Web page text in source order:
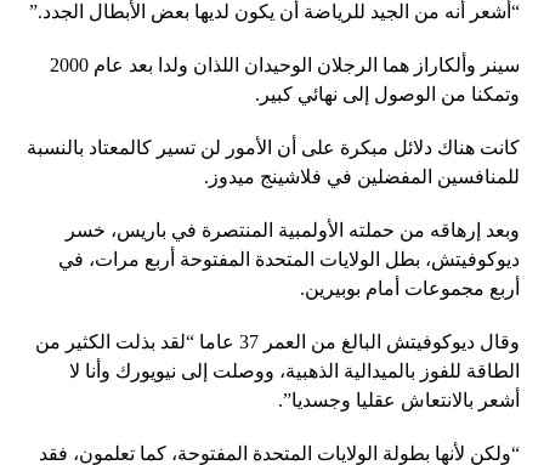
“أشعر أنه من الجيد للرياضة أن يكون لديها بعض الأبطال الجدد.”
سينر وألكاراز هما الرجلان الوحيدان اللذان ولدا بعد عام 2000
وتمكنا من الوصول إلى نهائي كبير.
كانت هناك دلائل مبكرة على أن الأمور لن تسير كالمعتاد بالنسبة
للمنافسين المفضلين في فلاشينج ميدوز.
وبعد إرهاقه من حملته الأولمبية المنتصرة في باريس، خسر
ديوكوفيتش، بطل الولايات المتحدة المفتوحة أربع مرات، في
أربع مجموعات أمام بوبيرين.
وقال ديوكوفيتش البالغ من العمر 37 عاما “لقد بذلت الكثير من
الطاقة للفوز بالميدالية الذهبية، ووصلت إلى نيويورك وأنا لا
أشعر بالانتعاش عقليا وجسديا”.
“ولكن لأنها بطولة الولايات المتحدة المفتوحة، كما تعلمون، فقد